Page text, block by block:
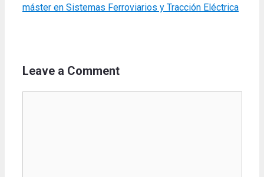
máster en Sistemas Ferroviarios y Tracción Eléctrica
Leave a Comment